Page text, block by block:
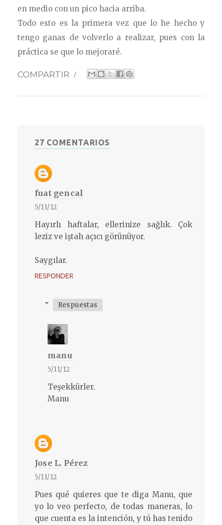
en medio con un pico hacia arriba.
Todo esto es la primera vez que lo he hecho y
tengo ganas de volverlo a realizar, pues con la
práctica se que lo mejoraré.
COMPARTIR /
27 COMENTARIOS
fuat gencal
5/11/12
Hayırlı haftalar, ellerinize sağlık. Çok
leziz ve iştah açıcı görünüyor.
Saygılar.
RESPONDER
Respuestas
manu
5/11/12
Teşekkürler.
Manu
Jose L. Pérez
5/11/12
Pues qué quieres que te diga Manu, que
yo lo veo perfecto, de todas maneras, lo
que cuenta es la intención, y tú has tenido